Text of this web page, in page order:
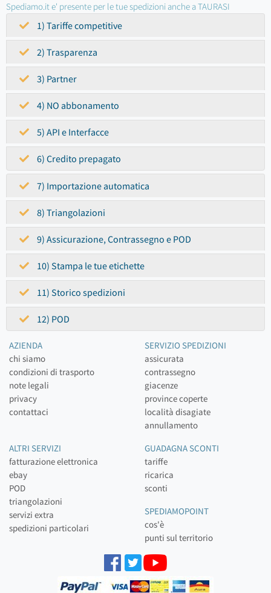
Spediamo.it e' presente per le tue spedizioni anche a TAURASI
1) Tariffe competitive
2) Trasparenza
3) Partner
4) NO abbonamento
5) API e Interfacce
6) Credito prepagato
7) Importazione automatica
8) Triangolazioni
9) Assicurazione, Contrassegno e POD
10) Stampa le tue etichette
11) Storico spedizioni
12) POD
AZIENDA
chi siamo
condizioni di trasporto
note legali
privacy
contattaci
SERVIZIO SPEDIZIONI
assicurata
contrassegno
giacenze
province coperte
località disagiate
annullamento
ALTRI SERVIZI
fatturazione elettronica
ebay
POD
triangolazioni
servizi extra
spedizioni particolari
GUADAGNA SCONTI
tariffe
ricarica
sconti
SPEDIAMOPOINT
cos'è
punti sul territorio